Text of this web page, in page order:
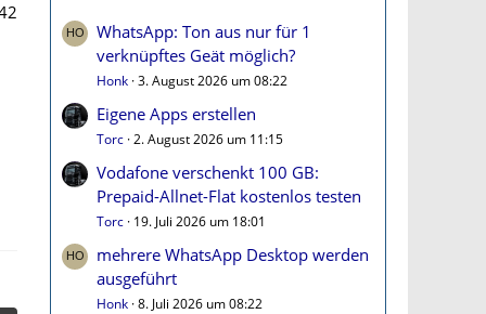
WhatsApp: Ton aus nur für 1
verknüpftes Geät möglich?
Honk 3. August 2026 um 08:22
Eigene Apps erstellen
Torc 2. August 2026 um 11:15
Vodafone verschenkt 100 GB:
Prepaid-Allnet-Flat kostenlos testen
Torc 19. Juli 2026 um 18:01
mehrere WhatsApp Desktop werden
ausgeführt
Honk 8. Juli 2026 um 08:22